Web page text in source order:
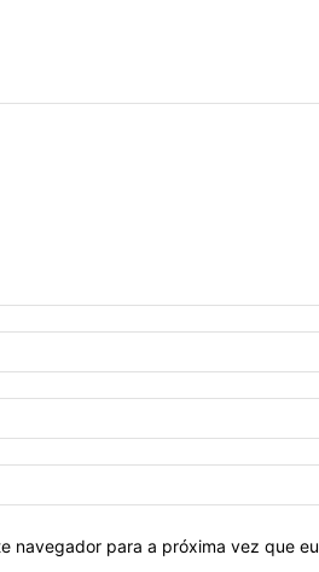
navegador para a próxima vez que